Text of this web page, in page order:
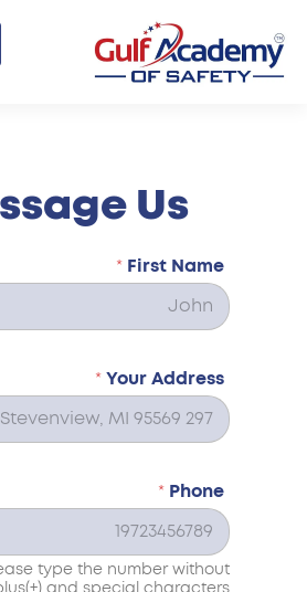
Us
First Name
*
Your Address
*
Phone
*
type the number without